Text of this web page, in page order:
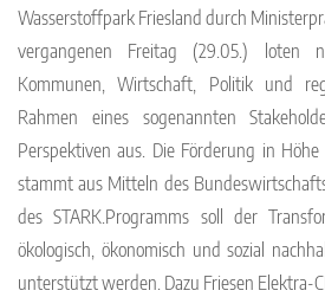
Wasserstoffpark Friesland durch
vergangenen Freitag (29.05.) loten
Kommunen, Wirtschaft, Politik und
Rahmen eines sogenannten
Perspektiven aus. Die Förderung in
stammt aus Mitteln des
des STARK.Programms soll der
ökologisch, ökonomisch und sozial
unterstützt werden. Dazu Friesen Elektra-